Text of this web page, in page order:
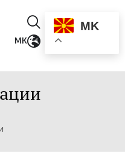
MK
MK